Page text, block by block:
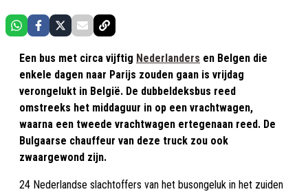
Een bus met circa vijftig Nederlanders en Belgen die
enkele dagen naar Parijs zouden gaan is vrijdag
verongelukt in België. De dubbeldeksbus reed
omstreeks het middaguur in op een vrachtwagen,
waarna een tweede vrachtwagen ertegenaan reed. De
Bulgaarse chauffeur van deze truck zou ook
zwaargewond zijn.
24 Nederlandse slachtoffers van het busongeluk in het zuiden